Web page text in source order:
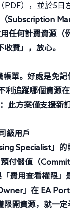
），並於5日
（Subscription
任何計費資源（
費」，放心。
單。好處是免
利追蹤哪個資源
此方案僅支援新
級用戶
Specialist」的
付儲值（
費用查看權限」
」在 EA
開資源，就一定